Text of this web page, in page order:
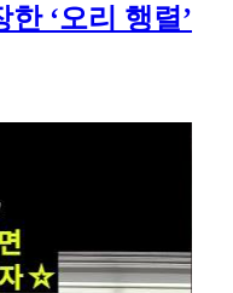
‘오리 행렬’